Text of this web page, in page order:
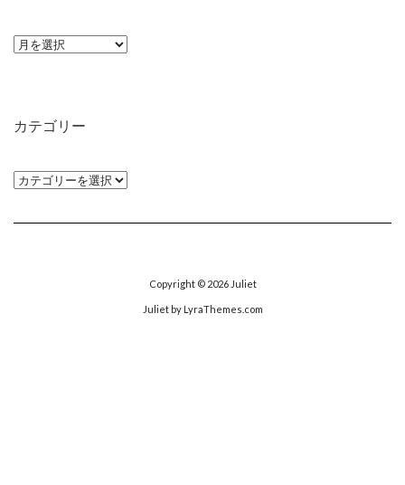
ア
ブ
カテゴリー
カ
ゴ
Copyright © 2026 Juliet
Julietby LyraThemes.com